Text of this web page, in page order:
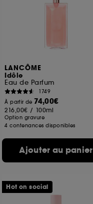
LANCÔME
Idôle
Eau de Parfum
1749
À partir de 74,00€
216,00€ / 100ml
Option gravure
4 contenances disponibles
Ajouter au panier
Hot on social